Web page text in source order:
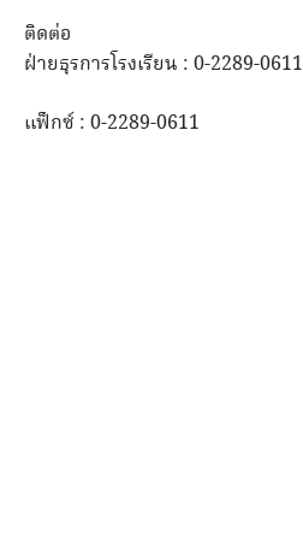
ติดต่อ
ฝ่ายธุรการโรงเรียน : 0-2289-0611
แฟ็กซ์ : 0-2289-0611